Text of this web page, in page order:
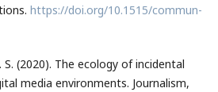
https://doi.org/10.1515/commun-
S. (2020). The ecology of incidental
media environments. Journalism,